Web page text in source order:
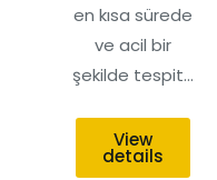
en kısa sürede
ve acil bir
şekilde tespit…
View
details